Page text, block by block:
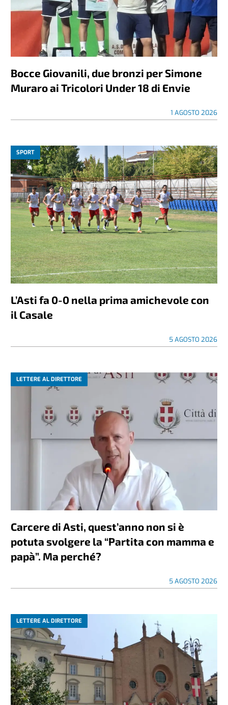
Bocce Giovanili, due bronzi per Simone
Muraro ai Tricolori Under 18 di Envie
1 AGOSTO 2026
SPORT
L’Asti fa 0-0 nella prima amichevole con
il Casale
5 AGOSTO 2026
LETTERE AL DIRETTORE
Carcere di Asti, quest’anno non si è
potuta svolgere la “Partita con mamma e
papà”. Ma perché?
5 AGOSTO 2026
LETTERE AL DIRETTORE